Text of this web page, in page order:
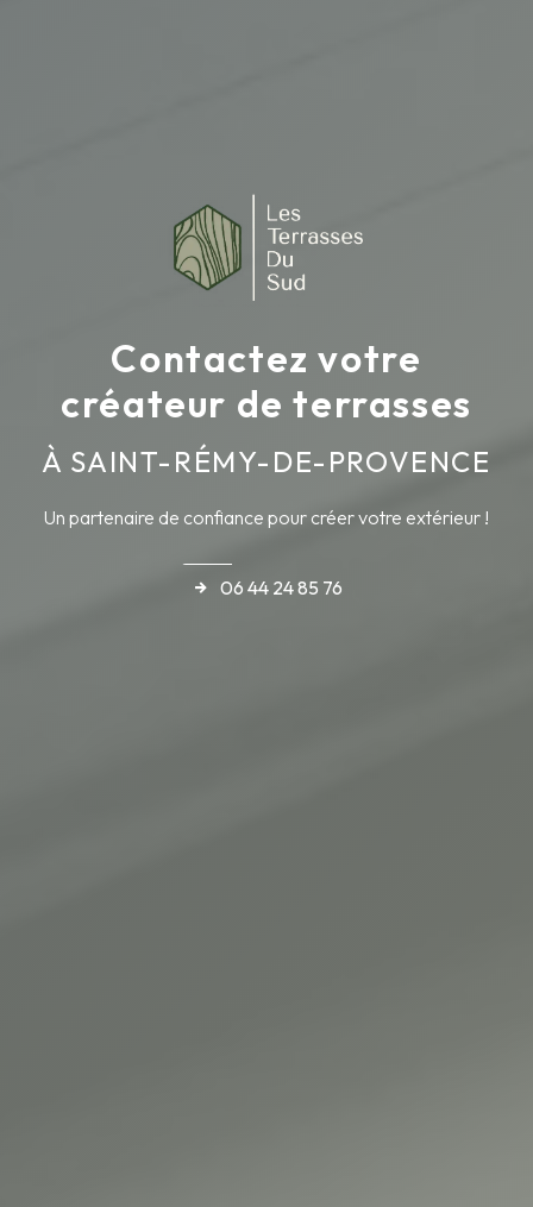
Contactez votre
créateur de terrasses
À SAINT-RÉMY-DE-PROVENCE
Un partenaire de confiance pour créer votre extérieur !
06 44 24 85 76